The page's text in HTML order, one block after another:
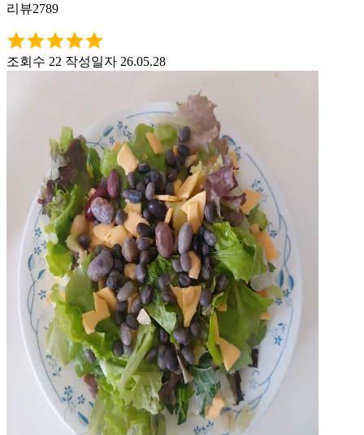
리뷰2789
조회수 22 작성일자 26.05.28